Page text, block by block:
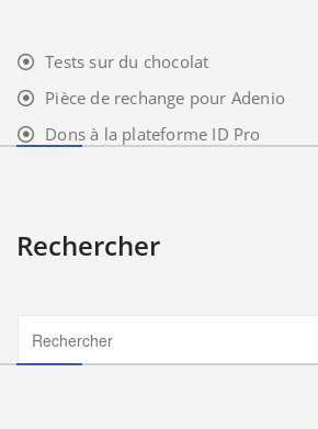
Tests sur du chocolat
Pièce de rechange pour Adenio
Dons à la plateforme ID Pro
Rechercher